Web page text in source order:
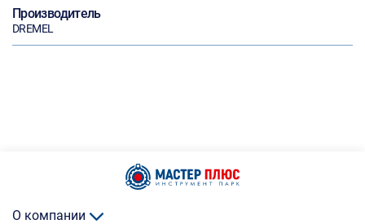
Производитель
DREMEL
О компании